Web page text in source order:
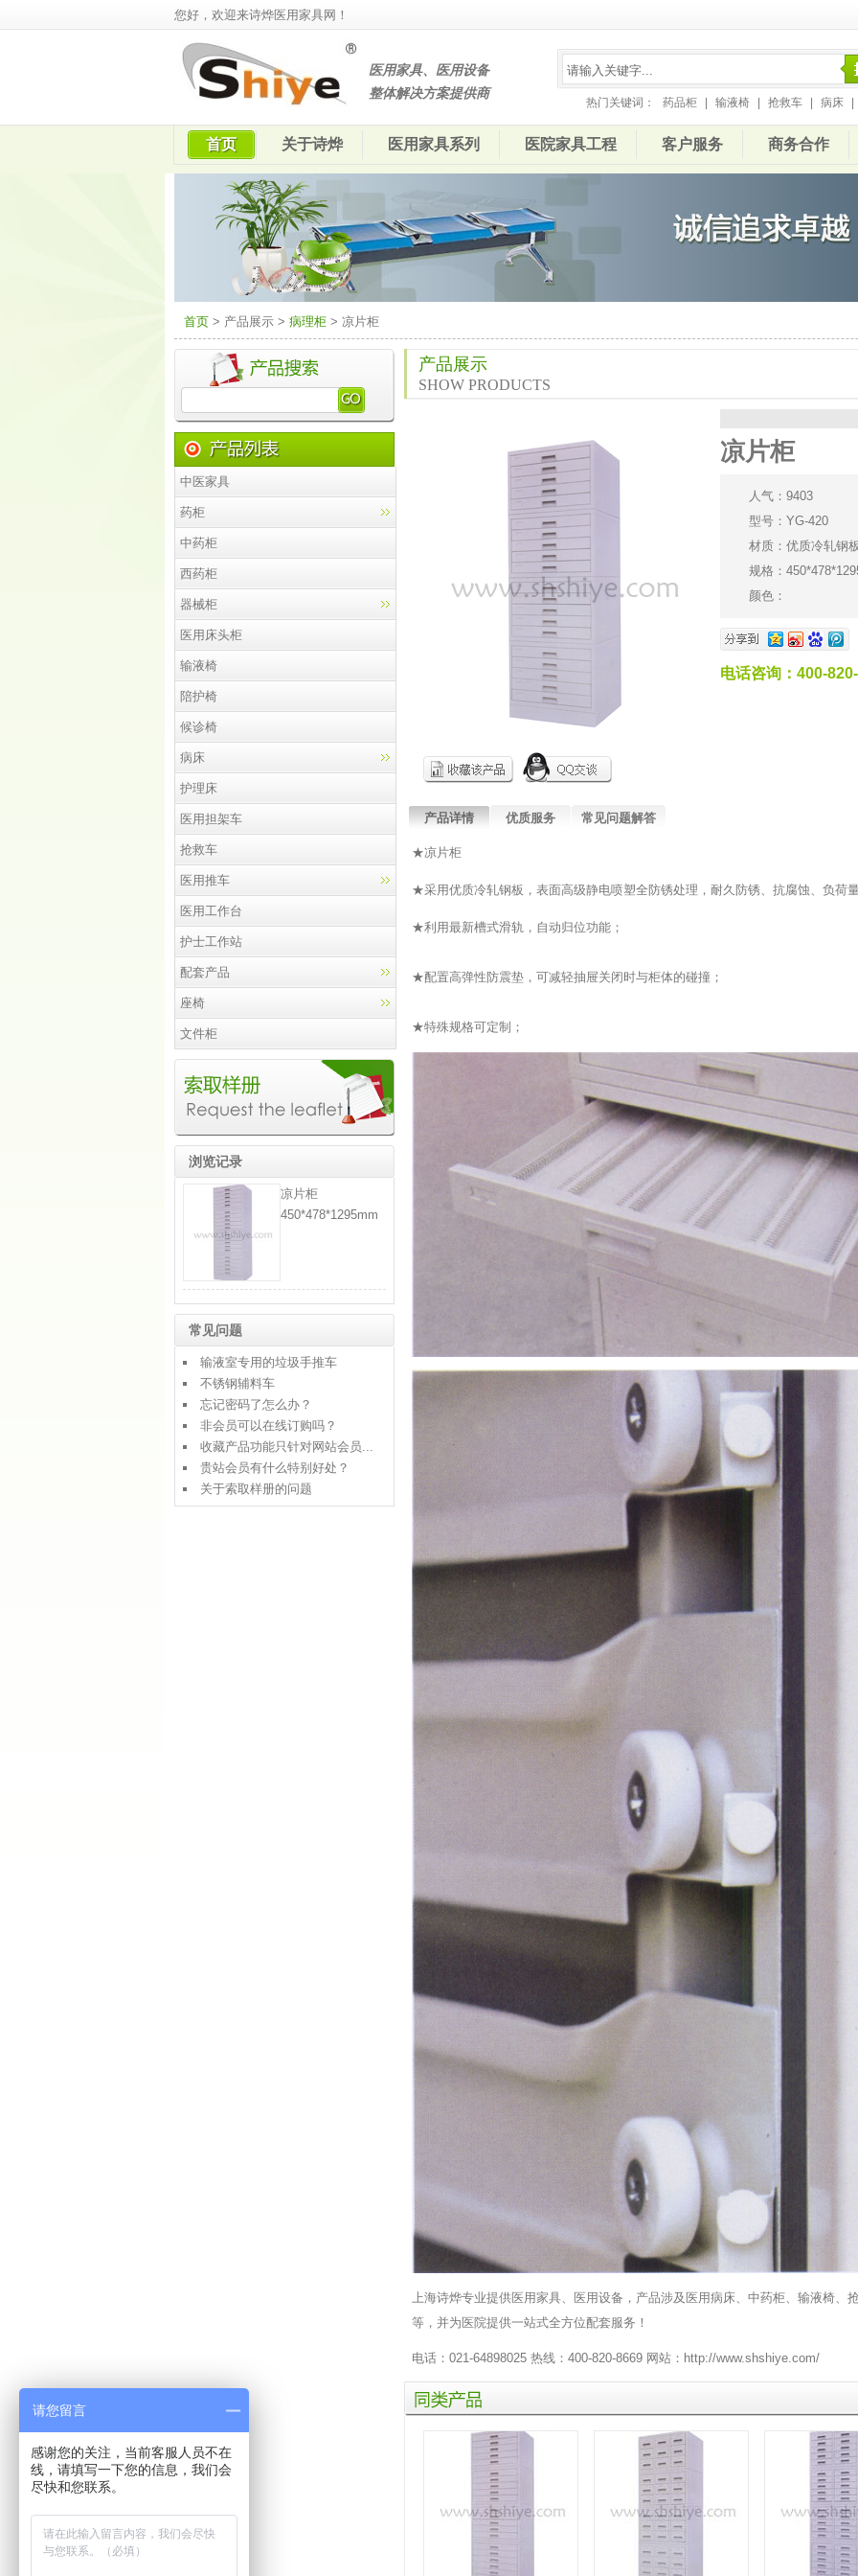
您好，欢迎来诗烨医用家具网！
医用家具、医用设备
整体解决方案提供商
热门关键词： 药品柜 输液椅 抢救车 病床
首页 关于诗烨 医用家具系列 医院家具工程 客户服务 商务合作
首页 > 产品展示 > 病理柜 > 凉片柜
中医家具
药柜
中药柜
西药柜
器械柜
医用床头柜
输液椅
陪护椅
候诊椅
病床
护理床
医用担架车
抢救车
医用推车
医用工作台
护士工作站
配套产品
座椅
文件柜
浏览记录
凉片柜
450*478*1295mm
常见问题
输液室专用的垃圾手推车
不锈钢辅料车
忘记密码了怎么办？
非会员可以在线订购吗？
收藏产品功能只针对网站会员...
贵站会员有什么特别好处？
关于索取样册的问题
产品展示
SHOW PRODUCTS
凉片柜
人气：9403
型号：YG-420
材质：优质冷轧钢
规格：
颜色：
电话咨询：400-
产品详情 优质服务 常见问题解答
★凉片柜
★采用优质冷轧钢板，表面高级静电喷塑全防锈处理，耐久防锈、抗腐蚀、负荷
★利用最新槽式滑轨，自动归位功能；
★配置高弹性防震垫，可减轻抽屉关闭时与柜体的碰撞；
★特殊规格可定制；
上海诗烨专业提供医用家具、 医用设备 ，产品涉及医用病床、 中药柜、 输液椅、
等，并为医院提供一站式全方位配套服务！
电话：021-64898025 热线：400-820-8669 网站： http://www.shshiye.com/
同
类
请您留言
感谢您的关注，当前客服人员不在
线，请填写一下您的信息，我们会
尽快和您联系。